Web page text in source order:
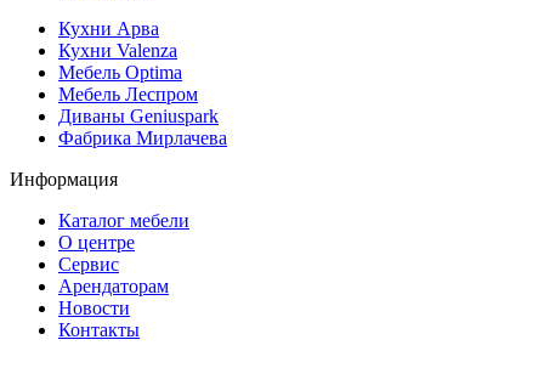
Кухни Арва
Кухни Valenza
Мебель Optima
Мебель Леспром
Диваны Geniuspark
Фабрика Мирлачева
Информация
Каталог мебели
О центре
Сервис
Арендаторам
Новости
Контакты